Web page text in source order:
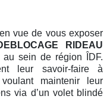
vue de vous exposer
RIDEAU
sein de région ÎDF.
leur savoir-faire à
maintenir leur
via d’un volet blindé